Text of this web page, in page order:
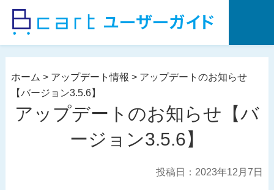
ホーム > アップデート情報 > アップデートのお知らせ
【バージョン3.5.6】
アップデートのお知らせ【バ
ージョン3.5.6】
投稿日：2023年12月7日